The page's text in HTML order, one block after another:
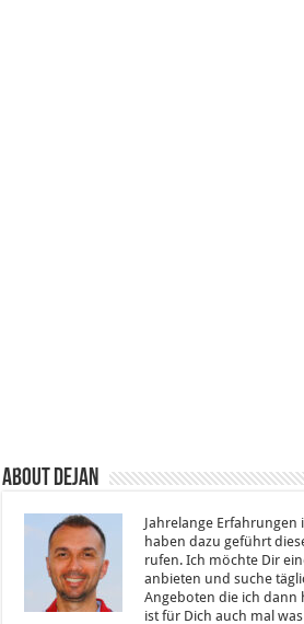
About Dejan
Jahrelange
haben dazu geführt
rufen. Ich möchte Dir
anbieten und suche
Angeboten die ich dann
ist für Dich auch mal